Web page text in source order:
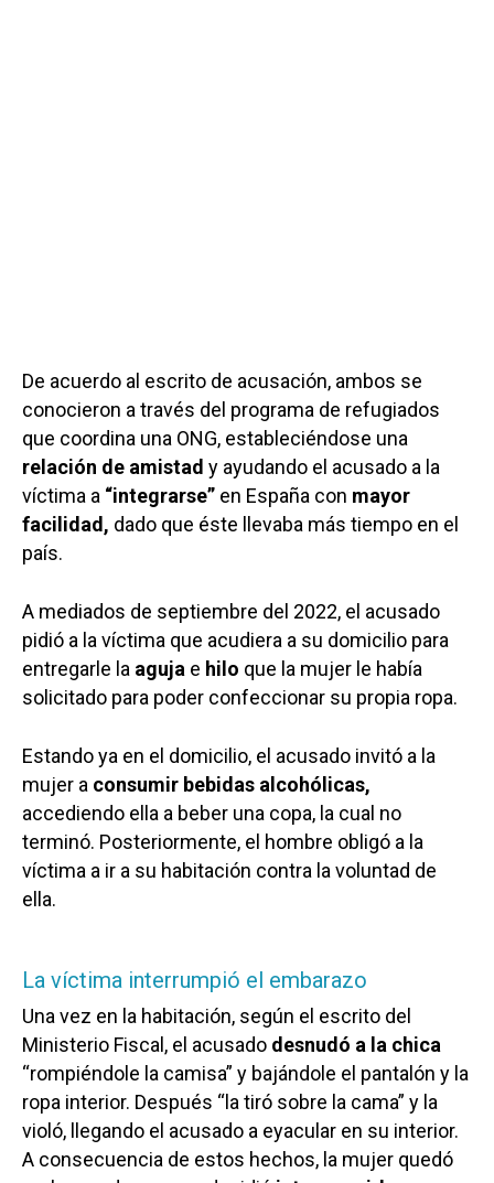
De acuerdo al escrito de acusación, ambos se
conocieron a través del programa de refugiados
que coordina una ONG, estableciéndose una
relación de amistad y ayudando el acusado a la
víctima a “integrarse” en España con mayor
facilidad, dado que éste llevaba más tiempo en el
país.
A mediados de septiembre del 2022, el acusado
pidió a la víctima que acudiera a su domicilio para
entregarle la aguja e hilo que la mujer le había
solicitado para poder confeccionar su propia ropa.
Estando ya en el domicilio, el acusado invitó a la
mujer a consumir bebidas alcohólicas,
accediendo ella a beber una copa, la cual no
terminó. Posteriormente, el hombre obligó a la
víctima a ir a su habitación contra la voluntad de
ella.
La víctima interrumpió el embarazo
Una vez en la habitación, según el escrito del
Ministerio Fiscal, el acusado desnudó a la chica
“rompiéndole la camisa” y bajándole el pantalón y la
ropa interior. Después “la tiró sobre la cama” y la
violó, llegando el acusado a eyacular en su interior.
A consecuencia de estos hechos, la mujer quedó